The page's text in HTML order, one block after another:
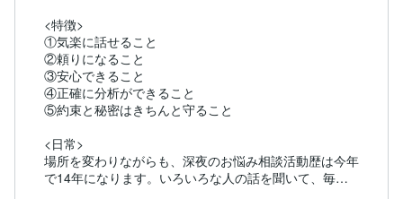
<特徴>
①気楽に話せること
②頼りになること
③安心できること
④正確に分析ができること
⑤約束と秘密はきちんと守ること
<日常>
場所を変わりながらも、深夜のお悩み相談活動歴は今年
で14年になります。いろいろな人の話を聞いて、毎日